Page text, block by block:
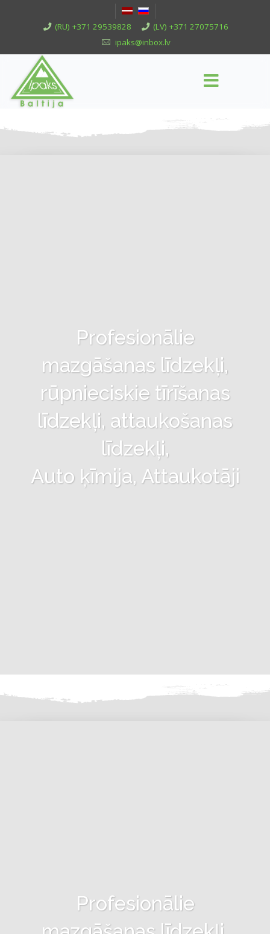
(RU) +371 29539828
(LV) +371 27075716
ipaks@inbox.lv
Profesionālie
mazgāšanas līdzekļi,
rūpnieciskie tīrīšanas
līdzekļi, attaukošanas
līdzekļi,
Auto ķīmija, Attaukotāji
Profesionālie